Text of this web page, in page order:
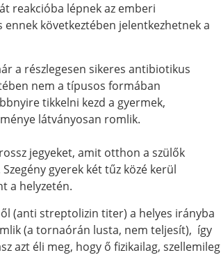
reakcióba lépnek az emberi
ennek következtében jelentkezhetnek a
a részlegesen sikeres antibiotikus
nem a típusos formában
tikkelni kezd a gyermek,
látványosan romlik.
jegyeket, amit otthon a szülők
gyerek két tűz közé kerül
a helyzetén.
(anti streptolizin titer) a helyes irányba
(a tornaórán lusta, nem teljesít), így
azt éli meg, hogy ő fizikailag, szellemileg